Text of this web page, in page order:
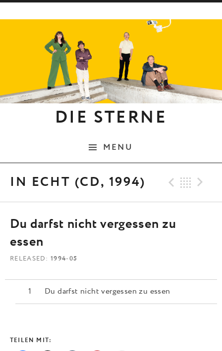
DIE STERNE
MENU
IN ECHT (CD, 1994)
Du darfst nicht vergessen zu
essen
RELEASED 1994-05
Du darfst nicht vergessen zu essen
TEILEN MIT: